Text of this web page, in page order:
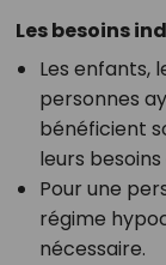
Les besoins
Les enfants,
personnes
bénéficient
leurs
Pour une
régime
nécessaire.